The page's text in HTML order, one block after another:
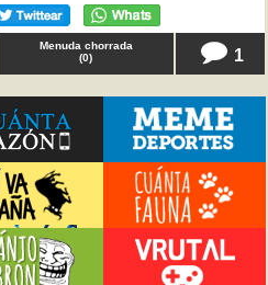
Menuda chorrada
(0) 1